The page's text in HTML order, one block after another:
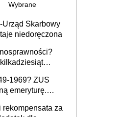
Wybrane
Urząd Skarbowy
niedoręczona
1969? ZUS
emeryturę.
za